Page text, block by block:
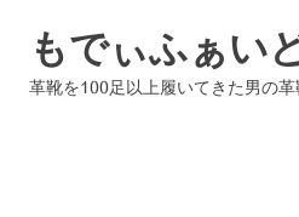
もでぃふぁい
革靴を100足以上履いてきた男の